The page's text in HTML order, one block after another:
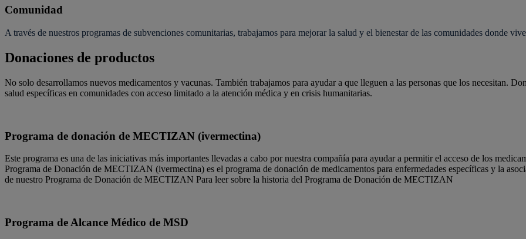
Comunidad
A través de nuestros programas de subvenciones comunitarias, trabajamos para mejorar la salud y el bienestar de las comunidades donde
Donaciones de productos
No solo desarrollamos nuevos medicamentos y vacunas. También trabajamos para ayudar a que lleguen a las personas que los necesitan.
salud específicas en comunidades con acceso limitado a la atención médica y en crisis humanitarias.
Programa de donación de MECTIZAN (ivermectina)
Este programa es una de las iniciativas más importantes llevadas a cabo por nuestra compañía para ayudar a permitir el acceso de los
Programa de Donación de MECTIZAN (ivermectina) es el programa de donación de medicamentos para enfermedades específicas y la
de nuestro Programa de Donación de MECTIZAN Para leer sobre la historia del Programa de Donación de MECTIZAN
Programa de Alcance Médico de MSD